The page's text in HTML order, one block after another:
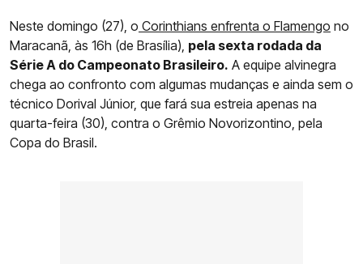
Neste domingo (27), o Corinthians enfrenta o Flamengo no
Maracanã, às 16h (de Brasília), pela sexta rodada da
Série A do Campeonato Brasileiro. A equipe alvinegra
chega ao confronto com algumas mudanças e ainda sem o
técnico Dorival Júnior, que fará sua estreia apenas na
quarta-feira (30), contra o Grêmio Novorizontino, pela
Copa do Brasil.